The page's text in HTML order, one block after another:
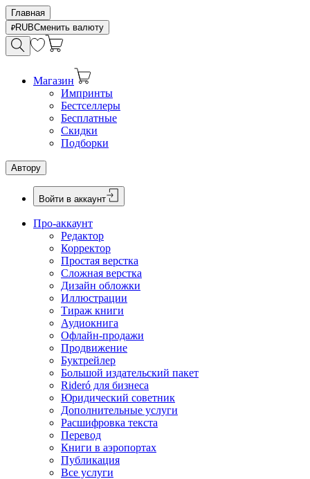
Главная
RUBСменить валюту
Магазин
Импринты
Бестселлеры
Бесплатные
Скидки
Подборки
Автору
Войти в аккаунт
Про-аккаунт
Редактор
Корректор
Простая верстка
Сложная верстка
Дизайн обложки
Иллюстрации
Тираж книги
Аудиокнига
Офлайн-продажи
Продвижение
Буктрейлер
Большой издательский пакет
Rideró для бизнеса
Юридический советник
Дополнительные услуги
Расшифровка текста
Перевод
Книги в аэропортах
Публикация
Все услуги